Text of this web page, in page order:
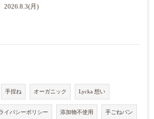
2026.8.3(月)
手捏ね オーガニック Lycka 想い
イバシーポリシー 添加物不使用 手ごねパン